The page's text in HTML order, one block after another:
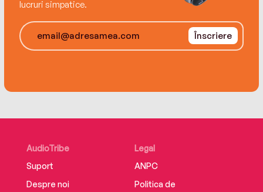
lucruri simpatice.
Înscriere
AudioTribe
Suport
Despre noi
Legal
ANPC
Politica de